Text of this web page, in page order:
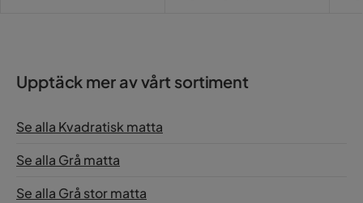
Upptäck mer av vårt sortiment
Se alla Kvadratisk matta
Se alla Grå matta
Se alla Grå stor matta